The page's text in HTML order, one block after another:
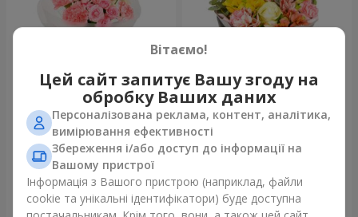
Букет "Рожевий зефір"
1 481 грн
Замовити
Букет "Дзінтарс"
Замовити
Вітаємо!
Цей сайт запитує Вашу згоду на
обробку Ваших даних
Персоналізована реклама, контент, аналітика,
вимірювання ефективності
Збереження і/або доступ до інформації на
Вашому пристрої
Інформація з Вашого пристрою (наприклад, файли
cookie та унікальні ідентифікатори) буде доступна